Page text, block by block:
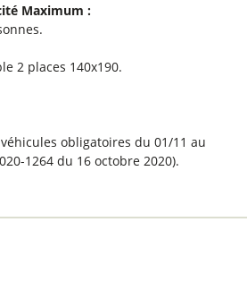
Maximum :
2 places 140x190
obligatoires du 01/11 au
1264 du 16 octobre 2020)